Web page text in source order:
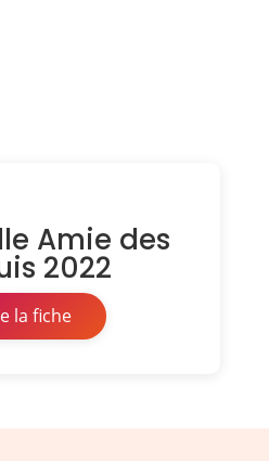
Amie des
2022
la fiche